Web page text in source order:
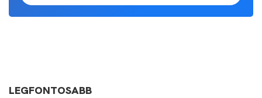
LEGFONTOSABB